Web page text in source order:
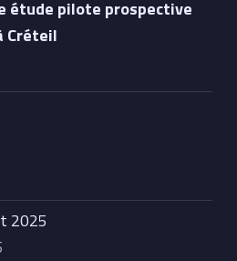
étude pilote prospective
Créteil
2025